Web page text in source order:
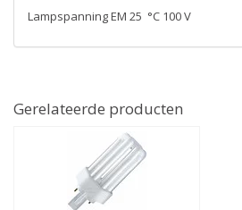
Lampspanning EM 25 °C 100 V
Gerelateerde producten